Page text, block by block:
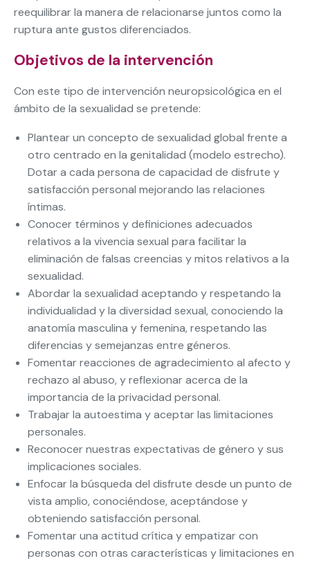
reequilibrar la manera de relacionarse juntos como la
ruptura ante gustos diferenciados.
Objetivos de la intervención
Con este tipo de intervención neuropsicológica en el
ámbito de la sexualidad se pretende:
Plantear un concepto de sexualidad global frente a
otro centrado en la genitalidad (modelo estrecho).
Dotar a cada persona de capacidad de disfrute y
satisfacción personal mejorando las relaciones
íntimas.
Conocer términos y definiciones adecuados
relativos a la vivencia sexual para facilitar la
eliminación de falsas creencias y mitos relativos a la
sexualidad.
Abordar la sexualidad aceptando y respetando la
individualidad y la diversidad sexual, conociendo la
anatomía masculina y femenina, respetando las
diferencias y semejanzas entre géneros.
Fomentar reacciones de agradecimiento al afecto y
rechazo al abuso, y reflexionar acerca de la
importancia de la privacidad personal.
Trabajar la autoestima y aceptar las limitaciones
personales.
Reconocer nuestras expectativas de género y sus
implicaciones sociales.
Enfocar la búsqueda del disfrute desde un punto de
vista amplio, conociéndose, aceptándose y
obteniendo satisfacción personal.
Fomentar una actitud crítica y empatizar con
personas con otras características y limitaciones en